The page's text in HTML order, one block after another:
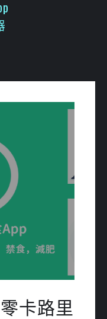
卡路里